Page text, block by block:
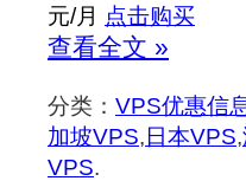
元/月 点击购买
查看全文 »
分类： VPS优惠信
加坡VPS,日本VPS,
VPS.